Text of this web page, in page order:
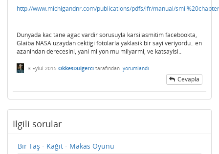
http://www.michigandnr.com/publications/pdfs/ifr/manual/
Dunyada kac tane agac vardir sorusuyla karsilasmitim facebookta,
Glaiba NASA uzaydan cektigi fotolarla yaklasik bir sayi veriyordu.. en
azanindan derecesini, yani milyon mu milyarmi, ve katsayisi..
3 Eylül 2015 OkkesDulgerci tarafından yorumlandı
Cevapla
İlgili sorular
Bir Taş - Kağıt - Makas Oyunu